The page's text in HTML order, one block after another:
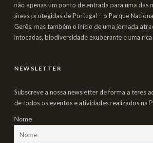
não apenas um ponto de entrada para uma das
áreas protegidas de Portugal – o Parque
Gerês, mas também o início de uma jornada
intocadas, biodiversidade exuberante e uma rica
NEWSLETTER
Subscreve a nossa newsletter de forma a teres
de todos os eventos e atividades realizados na
Nome